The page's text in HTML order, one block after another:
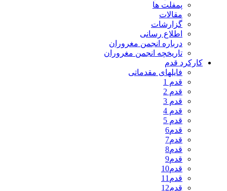
پمفلت ها
مقالات
گزارشات
اطلاع رسانی
درباره انجمن مغروران
تاریخچه انجمن مغروران
کارکرد قدم
فایلهای مقدماتی
قدم 1
قدم 2
قدم 3
قدم 4
قدم 5
قدم6
قدم7
قدم8
قدم9
قدم10
قدم11
قدم12